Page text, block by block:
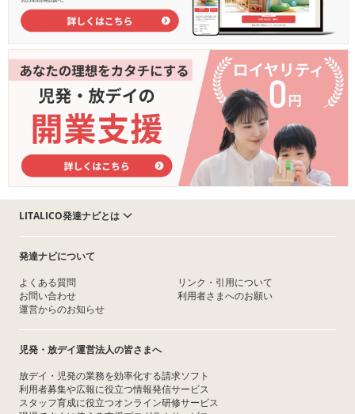
LITALICO発達ナビとは
発達ナビについて
よくある質問
お問い合わせ
運営からのお知らせ
リンク・引用について
利用者さまへのお願い
児発・放デイ運営法人の皆さまへ
放デイ・児発の業務を効率化する請求ソフト
利用者募集や広報に役立つ情報発信サービス
スタッフ育成に役立つオンライン研修サービス